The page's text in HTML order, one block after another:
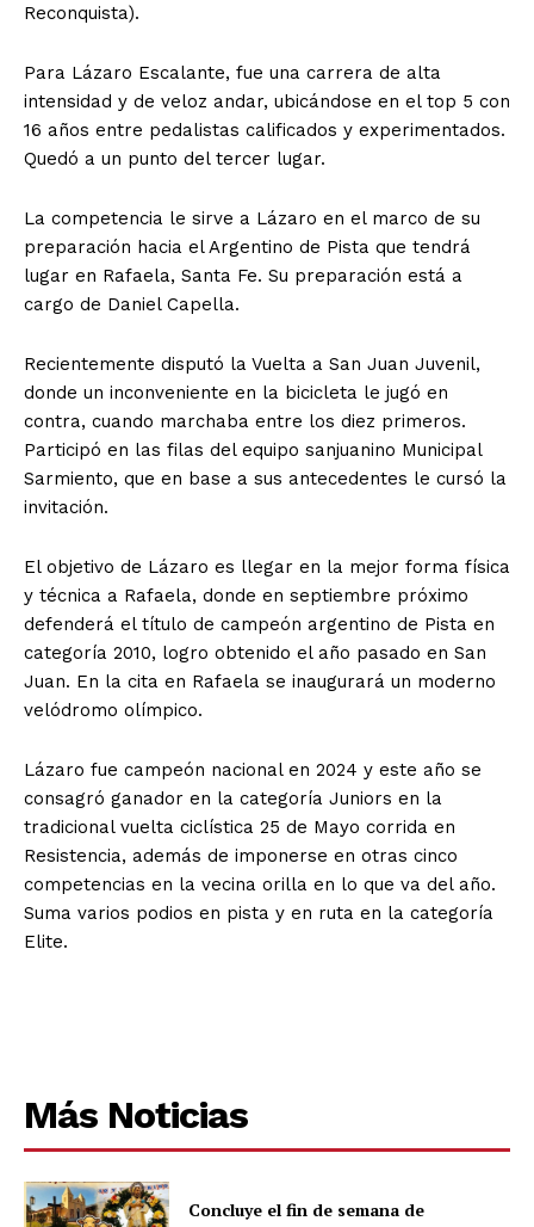
Reconquista).
Para Lázaro Escalante, fue una carrera de alta
intensidad y de veloz andar, ubicándose en el top 5 con
16 años entre pedalistas calificados y experimentados.
Quedó a un punto del tercer lugar.
La competencia le sirve a Lázaro en el marco de su
preparación hacia el Argentino de Pista que tendrá
lugar en Rafaela, Santa Fe. Su preparación está a
cargo de Daniel Capella.
Recientemente disputó la Vuelta a San Juan Juvenil,
donde un inconveniente en la bicicleta le jugó en
contra, cuando marchaba entre los diez primeros.
Participó en las filas del equipo sanjuanino Municipal
Sarmiento, que en base a sus antecedentes le cursó la
invitación.
El objetivo de Lázaro es llegar en la mejor forma física
y técnica a Rafaela, donde en septiembre próximo
defenderá el título de campeón argentino de Pista en
categoría 2010, logro obtenido el año pasado en San
Juan. En la cita en Rafaela se inaugurará un moderno
velódromo olímpico.
Lázaro fue campeón nacional en 2024 y este año se
consagró ganador en la categoría Juniors en la
tradicional vuelta ciclística 25 de Mayo corrida en
Resistencia, además de imponerse en otras cinco
competencias en la vecina orilla en lo que va del año.
Suma varios podios en pista y en ruta en la categoría
Elite.
Más Noticias
Concluye el fin de semana de